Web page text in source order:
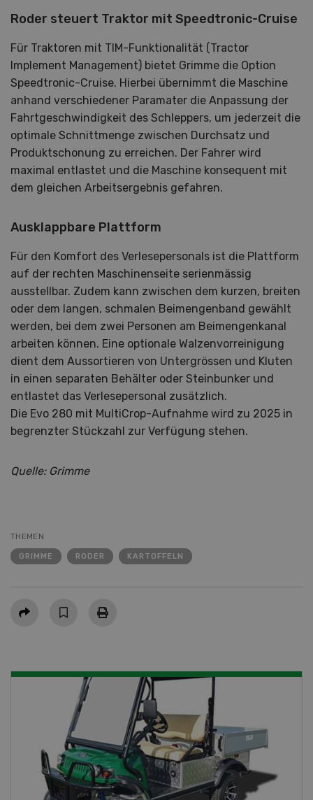
Roder steuert Traktor mit Speedtronic-Cruise
Für Traktoren mit TIM-Funktionalität (Tractor
Implement Management) bietet Grimme die Option
Speedtronic-Cruise. Hierbei übernimmt die Maschine
anhand verschiedener Paramater die Anpassung der
Fahrtgeschwindigkeit des Schleppers, um jederzeit die
optimale Schnittmenge zwischen Durchsatz und
Produktschonung zu erreichen. Der Fahrer wird
maximal entlastet und die Maschine konsequent mit
dem gleichen Arbeitsergebnis gefahren.
Ausklappbare Plattform
Für den Komfort des Verlesepersonals ist die Plattform
auf der rechten Maschinenseite serienmässig
ausstellbar. Zudem kann zwischen dem kurzen, breiten
oder dem langen, schmalen Beimengenband gewählt
werden, bei dem zwei Personen am Beimengenkanal
arbeiten können. Eine optionale Walzenvorreinigung
dient dem Aussortieren von Untergrössen und Kluten
in einen separaten Behälter oder Steinbunker und
entlastet das Verlesepersonal zusätzlich.
Die Evo 280 mit MultiCrop-Aufnahme wird zu 2025 in
begrenzter Stückzahl zur Verfügung stehen.
Quelle: Grimme
THEMEN
GRIMME RODER KARTOFFELN
Teilen